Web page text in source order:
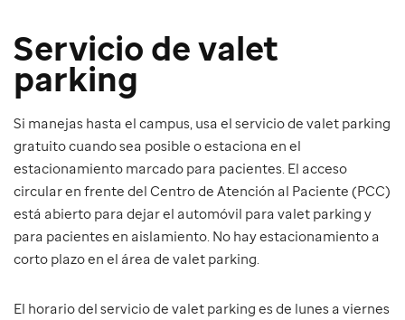
Servicio de valet
parking
Si manejas hasta el campus, usa el servicio de valet parking
gratuito cuando sea posible o estaciona en el
estacionamiento marcado para pacientes. El acceso
circular en frente del Centro de Atención al Paciente (PCC)
está abierto para dejar el automóvil para valet parking y
para pacientes en aislamiento. No hay estacionamiento a
corto plazo en el área de valet parking.
El horario del servicio de valet parking es de lunes a viernes